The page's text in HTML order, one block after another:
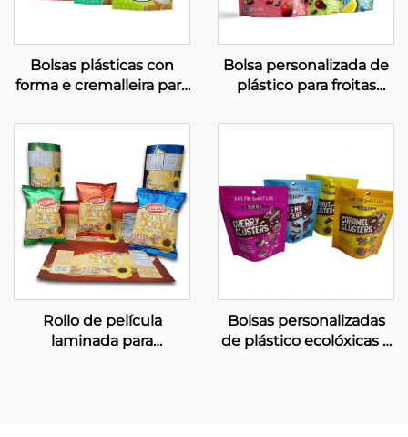
Bolsas plásticas con
forma e cremalleira para
mascotas
Bolsa personalizada de
plástico para froitas
aperitivos reciclable e
Rollo de película
laminada para
Bolsas personalizadas
de plástico ecolóxicas e